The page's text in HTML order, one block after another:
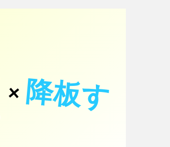
×降
板
す